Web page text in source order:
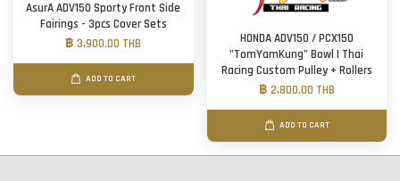
AsurA ADV150 Sporty Front Side
Fairings - 3pcs Cover Sets
฿ 3,900.00 THB
ADD TO CART
HONDA ADV150 / PCX150
"TomYamKung" Bowl | Thai
Racing Custom Pulley + Rollers
฿ 2,800.00 THB
ADD TO CART